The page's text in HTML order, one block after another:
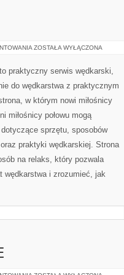
WĘDKARSTWO
ZOSTAŁA WYŁĄCZONA
praktyczny serwis wędkarski,
do wędkarstwa z praktycznym
w którym nowi miłośnicy
miłośnicy połowu mogą
sprzętu, sposobów
praktyki wędkarskiej. Strona
na relaks, który pozwala
wędkarstwa i zrozumieć, jak